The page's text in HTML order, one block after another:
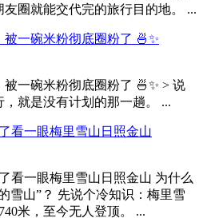
圈就能交代完的旅行目的地。 ...
一碗米粉彻底圈粉了 🍜✨
一碗米粉彻底圈粉了 🍜✨ > 说
就是没有计划的那一趟。 ...
看一眼梅里雪山日照金山
看一眼梅里雪山日照金山 为什么
雪山”？ 先说个冷知识：梅里雪
米，至今无人登顶。 ...